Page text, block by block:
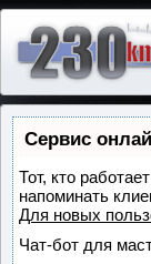
Сервис
Тот, кто
напоминать
Для новых
Чат-бот для